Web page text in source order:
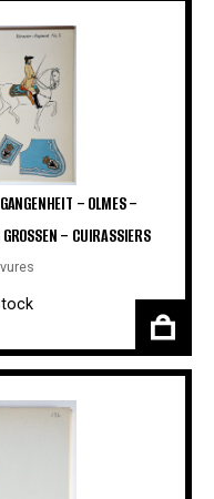
– OLMES –
– CUIRASSIERS